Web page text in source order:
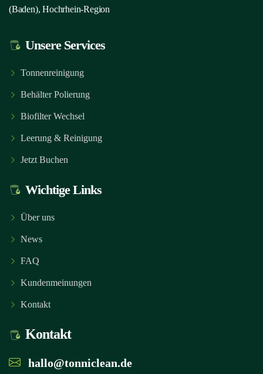
(Baden), Hochrhein-Region
Unsere Services
Tonnenreinigung
Behälter Polierung
Biofilter Wechsel
Leerung & Reinigung
Jetzt Buchen
Wichtige Links
Über uns
News
FAQ
Kundenmeinungen
Kontakt
Kontakt
hallo@tonniclean.de